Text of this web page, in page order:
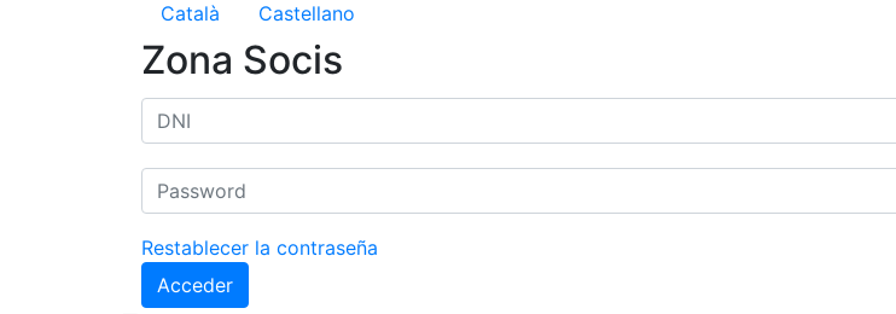
Català
Castellano
Zona Socis
Restablecer la contraseña
Acceder